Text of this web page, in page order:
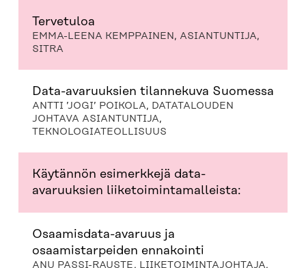
Tervetuloa
EMMA-LEENA KEMPPAINEN, ASIANTUNTIJA,
SITRA
Data-avaruuksien tilannekuva Suomessa
ANTTI ’JOGI’ POIKOLA, DATATALOUDEN
JOHTAVA ASIANTUNTIJA,
TEKNOLOGIATEOLLISUUS
Käytännön esimerkkejä data-
avaruuksien liiketoimintamalleista:
Osaamisdata-avaruus ja
osaamistarpeiden ennakointi
ANU PASSI-RAUSTE, LIIKETOIMINTAJOHTAJA,